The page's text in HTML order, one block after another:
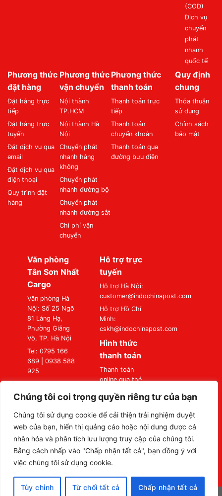
Chúng tôi coi trọng quyền riêng tư của bạn
Chúng tôi sử dụng cookie để cải thiện trải nghiệm duyệt
web của bạn, hiển thị quảng cáo hoặc nội dung được cá
nhân hóa và phân tích lưu lượng truy cập của chúng tôi.
Bằng cách nhấp vào "Chấp nhận tất cả", bạn đồng ý với
việc chúng tôi sử dụng cookie.
Tùy chỉnh Từ chối tất cả Chấp nhận tất cả
(COD)
Dịch vụ
chuyển
phát
nhanh
quốc tế
Phương thức
đặt hàng
Đặt hàng trực
tiếp
Đặt hàng trực
tuyến
Đặt dịch vụ qua
email
Đặt dịch vụ qua
điện thoại
Quy trình đặt
hàng
Phương thức
vận chuyển
Nội thành
TP.HCM
Nội thành Hà
Nội
Chuyển phát
nhanh hàng
không
Chuyển phát
nhanh đường bộ
Chuyển phát
nhanh đường sắt
Chi phí vận
chuyển
Phương thức
thanh toán
Thanh toán trực
tiếp
Thanh toán
chuyển khoản
Thanh toán qua
đường bưu điện
Quy định
chung
Thỏa thuận
sử dụng
Chính sách
bảo mật
Văn phòng
Tân Sơn Nhất
Cargo
Văn phòng Hà
Nội: Số 25 Ngõ
81 Láng Hạ,
Phường Giảng
Võ, TP. Hà Nội
Tel: 0795 166
689 | 0938 588
925
Gòn: Số 87
Đường A4
(K300), Phường
Bảy Hiền, TP. Hồ
Tel: 0795 166
689 | 0938 588
925
Hỗ trợ trực
tuyến
Hỗ trợ Hà Nội:
customer@indochinapost.com
Hỗ trợ Hồ Chí
Minh:
cskh@indochinapost.com
Hình thức
thanh toán
Thanh toán
online qua thẻ
Thanh toán tại
Văn Phòng